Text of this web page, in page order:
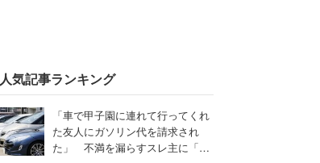
人気記事ランキング
「車で甲子園に連れて行ってくれ
た友人にガソリン代を請求され
た」 不満を漏らすスレ主に「言